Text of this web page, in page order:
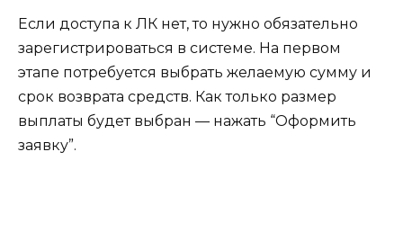
Если доступа к ЛК нет, то нужно обязательно
зарегистрироваться в системе. На первом
этапе потребуется выбрать желаемую сумму и
срок возврата средств. Как только размер
выплаты будет выбран — нажать “Оформить
заявку”.